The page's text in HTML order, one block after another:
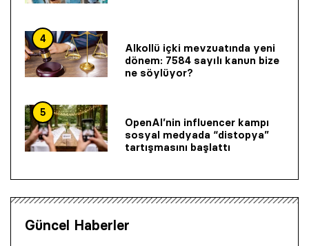
4
Alkollü içki mevzuatında yeni
dönem: 7584 sayılı kanun bize
ne söylüyor?
5
OpenAI’nin influencer kampı
sosyal medyada “distopya”
tartışmasını başlattı
Güncel Haberler